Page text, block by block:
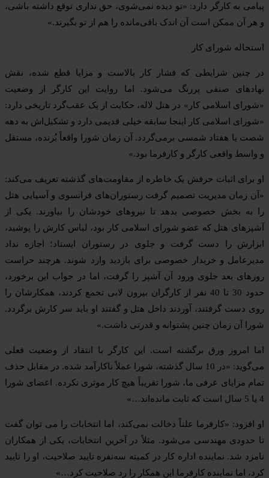
پیامی به کارگر دارد: «تو دیده نمی‌شوی، حق نداری توقع داشته باشی،
و هر آن ممکن است آن اندک باقی‌مانده را هم از تو بگیرند.»
استحاله شورای کار
در چنین شرایطی که فشار کار بالاست و مزایا قطع شده، نقش
نهادهای صنفی پررنگ می‌شود. اما روایت این کارگر از وضعیت
«شورای اسلامی کار» در هتل لاله، حکایت از یک عقب‌گرد تاریخی دارد:
«شورای اسلامی کار اینجا سابقه خیلی قدیمی دارد و تشکیل‌اش به دهه
شصت یا هفتاد شمسی برمی‌گردد. آن زمان شورا واقعاً بُرنده، مستقل
و واسط واقعی کارگر و کارفرما بود.»
او برای اثبات حرفش یک خاطره از مقاومت‌های گذشته تعریف می‌کند:
«آن زمان مدیریت تصمیم گرفت رستوران‌های فرانسوی و آسیایی هتل
را به بخش خصوصی بدهد تا نیروهای خودشان را بیاورند. یکی از
آشپزهای هتل که عضو شورای اسلامی کار بود، لباس کارش را پوشید،
ابزارش را دست گرفت و جلوی در رستوران ایستاد؛ اجازه نداد
مدیرعامل و خریدار خصوصی برای بازدید وارد شوند. هرچند حراست
روزهای بعد جلوی ورود آن آشپز را گرفت، اما در جواب این برخورد،
حدود 30 تا 40 نفر از کارگران بیرون لابی تجمع کردند، همکارشان را
روی دست گرفتند، آوردند داخل هتل و گفتند او باید سر کارش برگردد.
شورا آن زمان چنین پشتوانه و قدرتی داشت.»
اما امروز ورق برگشته است. این کارگر با انتقاد از وضعیت فعلی
می‌گوید: «در 10 سال گذشته، شورا عملاً ناکارآمد شده. در مقابل حذف
تمام مزایای عرفی ما، شورا تقریباً هیچ کار موثری نکرده. اعضای شورا
4 یا 5 سال است که ثابت مانده‌اند…»
او افزود: «کارفرما علناً دخالت نمی‌کند، اما انتخابات را می توان گفت
تا حدودی مهندسی می‌شود. مثلاً در آخرین انتخابات، یکی از همکاران
نامزد شد. نماینده اداره کار در کمیته سه‌نفره تایید صلاحیت، او را تایید
کرد، اما نماینده کارفرما این همکار را رد صلاحیت کرد…»